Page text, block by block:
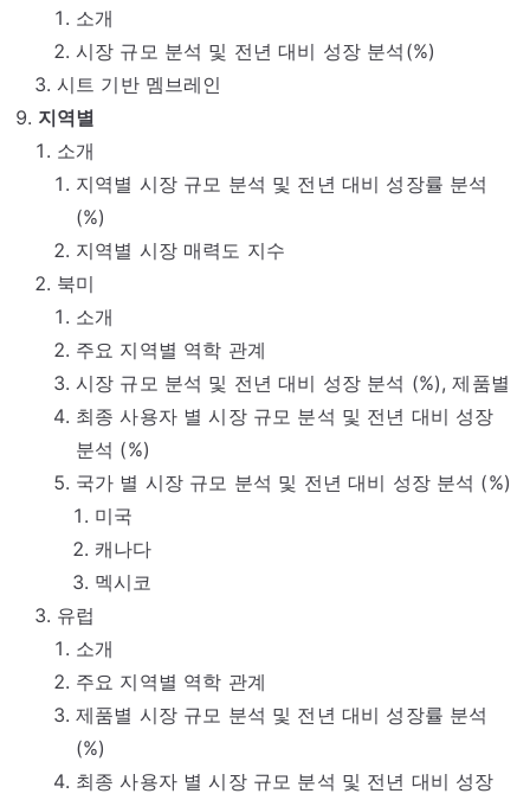
소개
시장 규모 분석 및 전년 대비 성장 분석(%)
시트 기반 멤브레인
지역별
소개
지역별 시장 규모 분석 및 전년 대비 성장률 분석
(%)
지역별 시장 매력도 지수
북미
소개
주요 지역별 역학 관계
시장 규모 분석 및 전년 대비 성장 분석 (%), 제품별
최종 사용자 별 시장 규모 분석 및 전년 대비 성장
분석 (%)
국가 별 시장 규모 분석 및 전년 대비 성장 분석 (%)
미국
캐나다
멕시코
유럽
소개
주요 지역별 역학 관계
제품별 시장 규모 분석 및 전년 대비 성장률 분석
(%)
최종 사용자 별 시장 규모 분석 및 전년 대비 성장